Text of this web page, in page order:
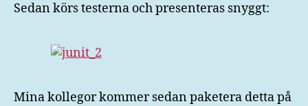
Sedan körs testerna och presenteras snyggt:
Mina kollegor kommer sedan paketera detta på